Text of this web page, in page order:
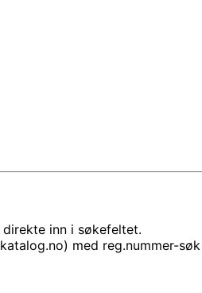
inn i søkefeltet.
med reg.nummer-